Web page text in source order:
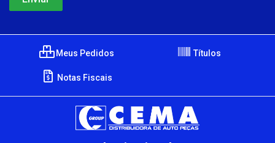
Meus Pedidos Títulos
Notas Fiscais